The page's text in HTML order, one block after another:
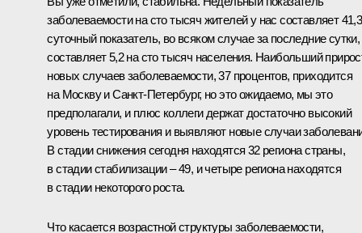
заболеваемости на сто тысяч жителей у нас составляет
суточный показатель, во всяком случае за последние сутки,
составляет 5,2 на сто тысяч населения. Наибольший
новых случаев заболеваемости, 37 процентов, приходится
на Москву и Санкт-Петербург, но это ожидаемо, мы это
предполагали, и плюс коллеги держат достаточно высокий
уровень тестирования и выявляют новые случаи
В стадии снижения сегодня находятся 32 региона страны,
в стадии стабилизации – 49, и четыре региона находятся
в стадии некоторого роста.
Что касается возрастной структуры заболеваемости,